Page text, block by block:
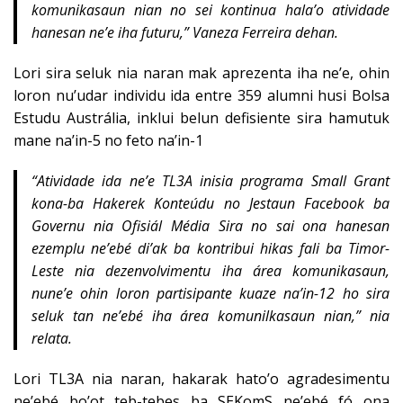
komunikasaun nian no sei kontinua hala’o atividade
hanesan ne’e iha futuru,” Vaneza Ferreira dehan.
Lori sira seluk nia naran mak aprezenta iha ne’e, ohin
loron nu’udar individu ida entre 359 alumni husi Bolsa
Estudu Austrália, inklui belun defisiente sira hamutuk
mane na’in-5 no feto na’in-1
“Atividade ida ne’e TL3A inisia programa Small Grant
kona-ba Hakerek Konteúdu no Jestaun Facebook ba
Governu nia Ofisiál Média Sira no sai ona hanesan
ezemplu ne’ebé di’ak ba kontribui hikas fali ba Timor-
Leste nia dezenvolvimentu iha área komunikasaun,
nune’e ohin loron partisipante kuaze na’in-12 ho sira
seluk tan ne’ebé iha área komunilkasaun nian,” nia
relata.
Lori TL3A nia naran, hakarak hato’o agradesimentu